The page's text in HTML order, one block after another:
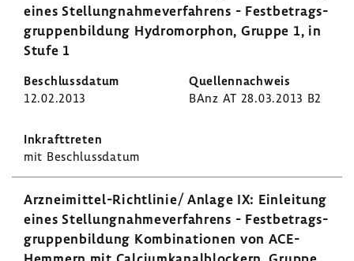
eines Stel­lung­nah­me­ver­fah­rens - Fest­be­trags­
grup­pen­bil­dung Hydro­mor­phon, Gruppe 1, in
Stufe 1
12.02.2013 BAnz AT 28.03.2013 B2
mit Beschluss­datum
Arzneimittel-​Richtlinie/ Anlage IX: Einlei­tung
eines Stel­lung­nah­me­ver­fah­rens - Fest­be­trags­
grup­pen­bil­dung Kombi­na­tionen von ACE-​